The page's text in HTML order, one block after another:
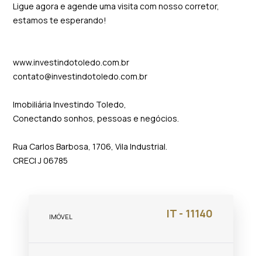
Ligue agora e agende uma visita com nosso corretor,
estamos te esperando!
www.investindotoledo.com.br
contato@investindotoledo.com.br
Imobiliária Investindo Toledo,
Conectando sonhos, pessoas e negócios.
Rua Carlos Barbosa, 1706, Vila Industrial.
CRECI J 06785
IMÓVEL IT - 11140